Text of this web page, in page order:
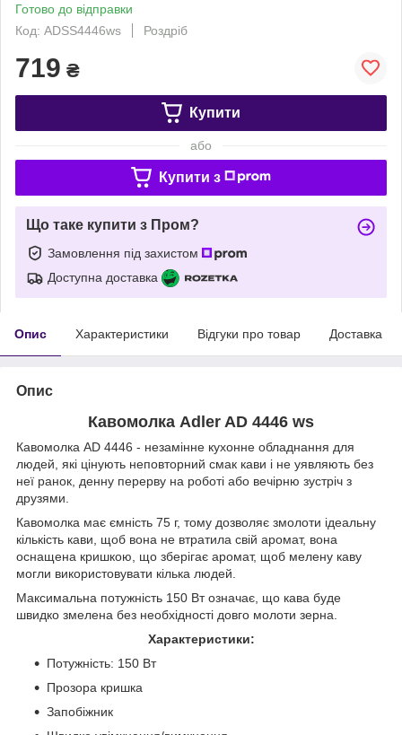
Готово до відправки
Код: ADSS4446ws
Роздріб
719 ₴
Купити
або
Купити з
Що таке купити з Пром?
Замовлення під захистом
Доступна доставка
Опис Характеристики Відгуки про товар Доставка
Опис
Кавомолка Adler AD 4446 ws
Кавомолка AD 4446 - незамінне кухонне обладнання для
людей, які цінують неповторний смак кави і не уявляють без
неї ранок, денну перерву на роботі або вечірню зустріч з
друзями.
Кавомолка має ємність 75 г, тому дозволяє змолоти ідеальну
кількість кави, щоб вона не втратила свій аромат, вона
оснащена кришкою, що зберігає аромат, щоб мелену каву
могли використовувати кілька людей.
Максимальна потужність 150 Вт означає, що кава буде
швидко змелена без необхідності довго молоти зерна.
Характеристики:
Потужність: 150 Вт
Прозора кришка
Запобіжник